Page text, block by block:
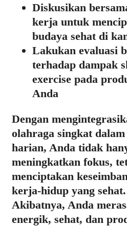
Diskusikan
kerja untuk
budaya sehat di
Lakukan evaluasi
terhadap dampak
exercise pada
Anda
Dengan
olahraga singkat
harian, Anda tidak
meningkatkan fokus,
menciptakan
kerja-hidup yang sehat.
Akibatnya, Anda
energik, sehat, dan